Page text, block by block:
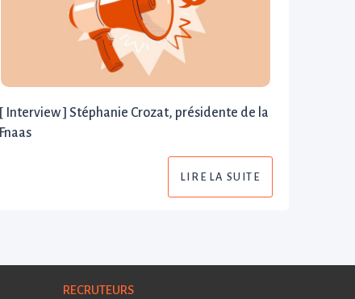
[ Interview ] Stéphanie Crozat, présidente de la
Fnaas
LIRE LA SUITE
RECRUTEURS